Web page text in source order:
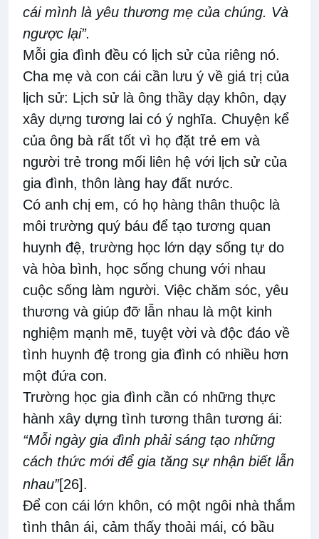
cái mình là yêu thương mẹ của chúng. Và
ngược lại”.
Mỗi gia đình đều có lịch sử của riêng nó.
Cha mẹ và con cái cần lưu ý về giá trị của
lịch sử: Lịch sử là ông thầy dạy khôn, dạy
xây dựng tương lai có ý nghĩa. Chuyện kể
của ông bà rất tốt vì họ đặt trẻ em và
người trẻ trong mối liên hệ với lịch sử của
gia đình, thôn làng hay đất nước.
Có anh chị em, có họ hàng thân thuộc là
môi trường quý báu để tạo tương quan
huynh đệ, trường học lớn dạy sống tự do
và hòa bình, học sống chung với nhau
cuộc sống làm người. Việc chăm sóc, yêu
thương và giúp đỡ lẫn nhau là một kinh
nghiệm mạnh mẽ, tuyệt vời và độc đáo về
tình huynh đệ trong gia đình có nhiều hơn
một đứa con.
Trường học gia đình cần có những thực
hành xây dựng tình tương thân tương ái:
“Mỗi ngày gia đình phải sáng tạo những
cách thức mới để gia tăng sự nhận biết lẫn
nhau”[26].
Để con cái lớn khôn, có một ngôi nhà thắm
tình thân ái, cảm thấy thoải mái, có bầu